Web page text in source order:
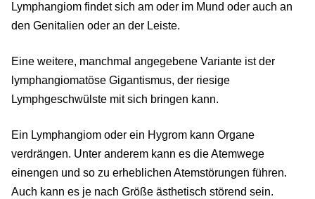
Lymphangiom findet sich am oder im Mund oder auch an
den Genitalien oder an der Leiste.
Eine weitere, manchmal angegebene Variante ist der
lymphangiomatöse Gigantismus, der riesige
Lymphgeschwülste mit sich bringen kann.
Ein Lymphangiom oder ein Hygrom kann Organe
verdrängen. Unter anderem kann es die Atemwege
einengen und so zu erheblichen Atemstörungen führen.
Auch kann es je nach Größe ästhetisch störend sein.